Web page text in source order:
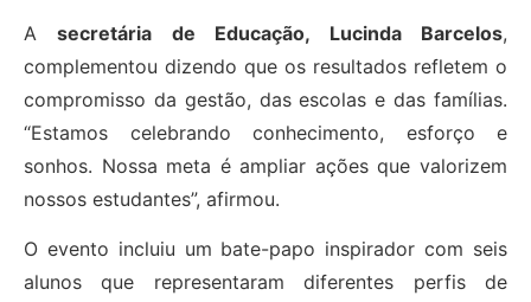
Asecretária de Educação, Lucinda Barcelos,
complementou dizendo que os resultados refletem o
compromisso da gestão, das escolas e das famílias.
“Estamos celebrando conhecimento, esforço e
sonhos. Nossa meta é ampliar ações que valorizem
nossos estudantes”, afirmou.
O evento incluiu um bate-papo inspirador com seis
alunos que representaram diferentes perfis de